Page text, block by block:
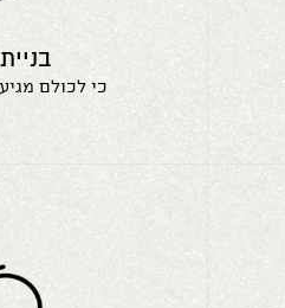
כי לכולם